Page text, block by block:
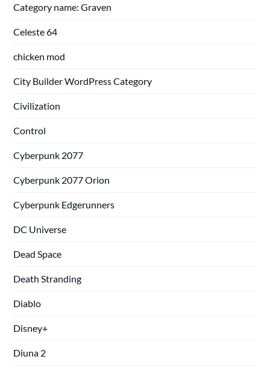
Category name: Graven
Celeste 64
chicken mod
City Builder WordPress Category
Civilization
Control
Cyberpunk 2077
Cyberpunk 2077 Orion
Cyberpunk Edgerunners
DC Universe
Dead Space
Death Stranding
Diablo
Disney+
Diuna 2